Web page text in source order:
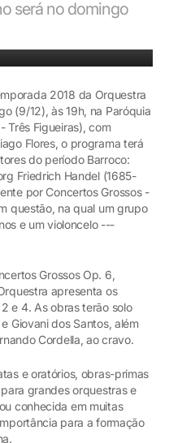
será no domingo
2018 da Orquestra
(9/12), às 19h, na Paróquia
Três Figueiras), com
Flores, o programa terá
do período Barroco:
Friedrich Handel (1685-
por Concertos Grossos -
questão, na qual um grupo
e um violoncelo ---
Grossos Op. 6,
apresenta os
e 4. As obras terão solo
Giovani dos Santos, além
Cordella, ao cravo.
e oratórios, obras-primas
grandes orquestras e
conhecida em muitas
para a formação